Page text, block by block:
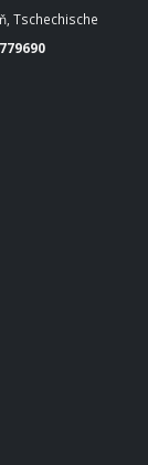
Tschechische